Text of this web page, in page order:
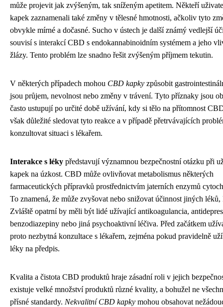
může projevit jak zvýšeným, tak sníženým apetitem. Někteří
kapek zaznamenali také změny v tělesné hmotnosti, ačkoliv tyto
obvykle mírné a dočasné. Sucho v ústech je další známý vedlejší
souvisí s interakcí CBD s endokannabinoidním systémem a jeho
žlázy. Tento problém lze snadno řešit zvýšeným příjmem tekutin.
V některých případech mohou CBD kapky způsobit
jsou průjem, nevolnost nebo změny v trávení. Tyto příznaky jsou
často ustupují po určité době užívání, kdy si tělo na přítomnost
však důležité sledovat tyto reakce a v případě přetrvávajících
konzultovat situaci s lékařem.
Interakce s léky představují významnou bezpečnostní otázku při
kapek na úzkost. CBD může ovlivňovat metabolismus některých
farmaceutických přípravků prostřednictvím jaterních enzymů
To znamená, že může zvyšovat nebo snižovat účinnost jiných léků,
Zvláště opatrní by měli být lidé užívající antikoagulancia,
benzodiazepiny nebo jiná psychoaktivní léčiva. Před začátkem
proto nezbytná konzultace s lékařem, zejména pokud pravidelně
léky na předpis.
Kvalita a čistota CBD produktů hraje zásadní roli v jejich
existuje velké množství produktů různé kvality, a bohužel ne
přísné standardy. Nekvalitní CBD kapky mohou obsahovat